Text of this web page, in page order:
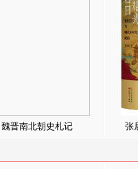
魏晋南北朝史札记 张